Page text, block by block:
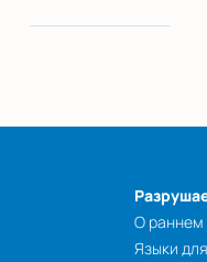
О раннем
Языки